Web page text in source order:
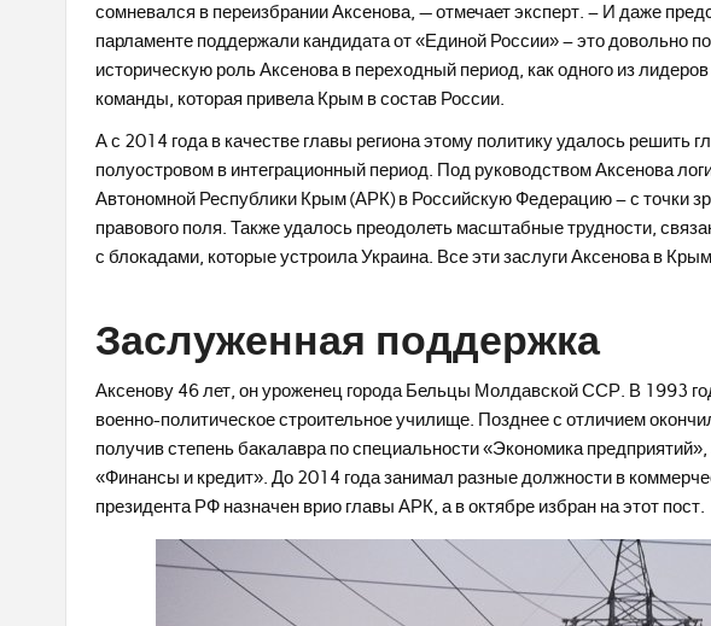
сомневался в переизбрании Аксенова, — отмечает эксперт. – И даже
парламенте поддержали кандидата от «Единой России» – это довольно
историческую роль Аксенова в переходный период, как одного из
команды, которая привела Крым в состав России.
А с 2014 года в качестве главы региона этому политику удалось решить
полуостровом в интеграционный период. Под руководством Аксенова
Автономной Республики Крым (АРК) в Российскую Федерацию – с точки
правового поля. Также удалось преодолеть масштабные трудности,
с блокадами, которые устроила Украина. Все эти заслуги Аксенова в
Заслуженная поддержка
Аксенову 46 лет, он уроженец города Бельцы Молдавской ССР. В 1993
военно-политическое строительное училище. Позднее с отличием
получив степень бакалавра по специальности «Экономика
«Финансы и кредит». До 2014 года занимал разные должности в
президента РФ назначен врио главы АРК, а в октябре избран на этот пост.